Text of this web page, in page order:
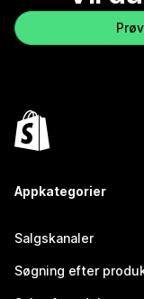
Appkategorier
Salgskanaler
Søgning efter